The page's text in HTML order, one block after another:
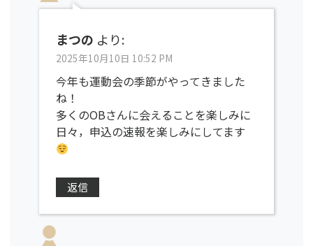
まつの より:
2025年10月10日 10:52 PM
今年も運動会の季節がやってきました
ね！
多くのOBさんに会えることを楽しみに
日々，申込の速報を楽しみにしてます
返信